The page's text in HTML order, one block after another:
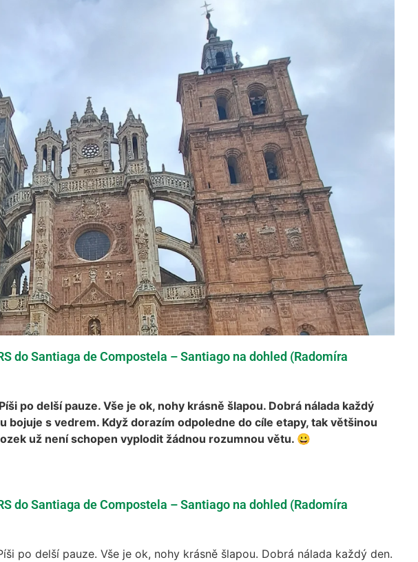
do Santiaga de Compostela – Santiago na dohled (Radomíra
po delší pauze. Vše je ok, nohy krásně šlapou. Dobrá nálada každý
bojuje s vedrem. Když dorazím odpoledne do cíle etapy, tak většinou
už není schopen vyplodit žádnou rozumnou větu. 😀
do Santiaga de Compostela – Santiago na dohled (Radomíra
po delší pauze. Vše je ok, nohy krásně šlapou. Dobrá nálada každý den.